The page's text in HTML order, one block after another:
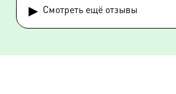
▸ Смотреть ещё отзывы